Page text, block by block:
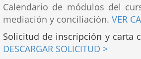
Calendario de módulos del
mediación y conciliación. VER
Solicitud de inscripción y carta
DESCARGAR SOLICITUD >